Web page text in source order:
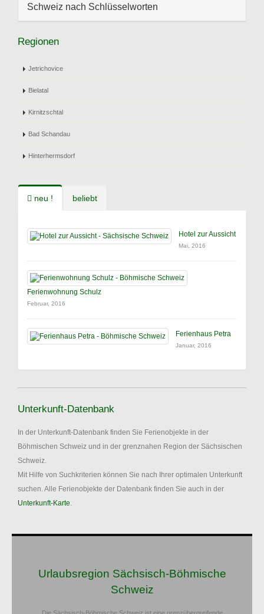
Schweiz nach Schlüsselworten
Regionen
Jetrichovice
Bielatal
Kirnitzschtal
Bad Schandau
Hinterhermsdorf
neu ! beliebt
Hotel zur Aussicht
Mai, 2016
Ferienwohnung Schulz
Februar, 2016
Ferienhaus Petra
Januar, 2016
Unterkunft-Datenbank
In der Unterkunft-Datenbank finden Sie Ferienobjekte in der
Böhmischen Schweiz und in der grenznahen Region der Sächsischen
Schweiz.
Mit Hilfe von Suchkriterien können Sie nach Ihrer optimalen Unterkunft
suchen. Alle Ferienobjekte der Datenbank finden Sie auch in der
Unterkunft-Karte.
Urlaubsregion Sächsisch-Böhmische
Schweiz